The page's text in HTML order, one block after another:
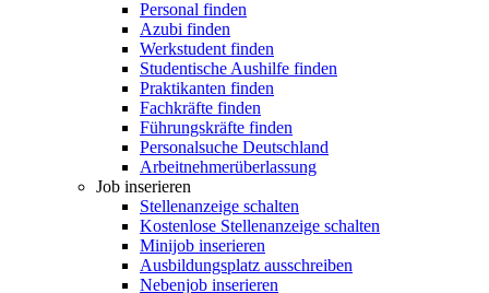
Personal finden
Azubi finden
Werkstudent finden
Studentische Aushilfe finden
Praktikanten finden
Fachkräfte finden
Führungskräfte finden
Personalsuche Deutschland
Arbeitnehmerüberlassung
Job inserieren
Stellenanzeige schalten
Kostenlose Stellenanzeige schalten
Minijob inserieren
Ausbildungsplatz ausschreiben
Nebenjob inserieren